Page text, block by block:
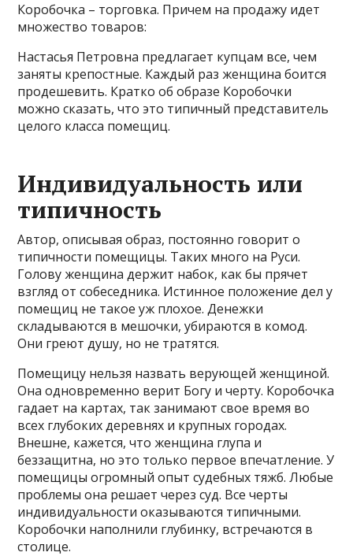
Коробочка – торговка. Причем на продажу идет
множество товаров:
Настасья Петровна предлагает купцам все, чем
заняты крепостные. Каждый раз женщина боится
продешевить. Кратко об образе Коробочки
можно сказать, что это типичный представитель
целого класса помещиц.
Индивидуальность или
типичность
Автор, описывая образ, постоянно говорит о
типичности помещицы. Таких много на Руси.
Голову женщина держит набок, как бы прячет
взгляд от собеседника. Истинное положение дел у
помещиц не такое уж плохое. Денежки
складываются в мешочки, убираются в комод.
Они греют душу, но не тратятся.
Помещицу нельзя назвать верующей женщиной.
Она одновременно верит Богу и черту. Коробочка
гадает на картах, так занимают свое время во
всех глубоких деревнях и крупных городах.
Внешне, кажется, что женщина глупа и
беззащитна, но это только первое впечатление. У
помещицы огромный опыт судебных тяжб. Любые
проблемы она решает через суд. Все черты
индивидуальности оказываются типичными.
Коробочки наполнили глубинку, встречаются в
столице.